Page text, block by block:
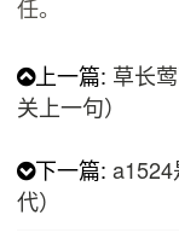
任。
上一篇: 草长
关上一句）
下一篇:
代）